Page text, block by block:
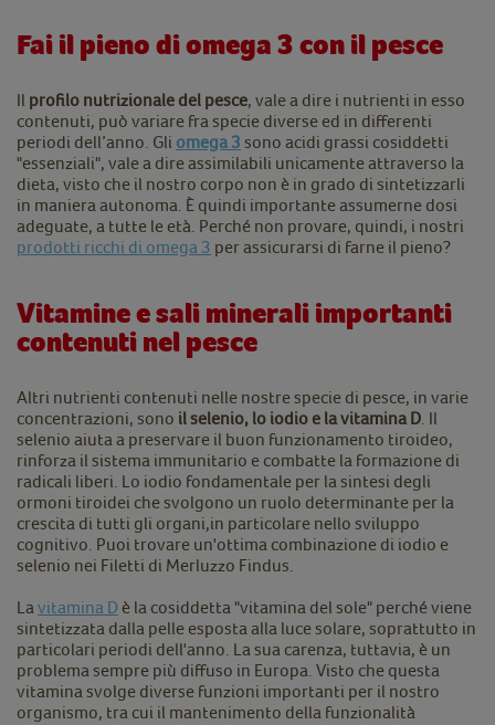
Fai il pieno di omega 3 con il pesce
Il profilo nutrizionale del pesce, vale a dire i nutrienti in esso
contenuti, può variare fra specie diverse ed in differenti
periodi dell’anno. Gli omega 3 sono acidi grassi cosiddetti
"essenziali", vale a dire assimilabili unicamente attraverso la
dieta, visto che il nostro corpo non è in grado di sintetizzarli
in maniera autonoma. È quindi importante assumerne dosi
adeguate, a tutte le età. Perché non provare, quindi, i nostri
prodotti ricchi di omega 3 per assicurarsi di farne il pieno?
Vitamine e sali minerali importanti
contenuti nel pesce
Altri nutrienti contenuti nelle nostre specie di pesce, in varie
concentrazioni, sono il selenio, lo iodio e la vitamina D . Il
selenio aiuta a preservare il buon funzionamento tiroideo,
rinforza il sistema immunitario e combatte la formazione di
radicali liberi. Lo iodio fondamentale per la sintesi degli
ormoni tiroidei che svolgono un ruolo determinante per la
crescita di tutti gli organi,in particolare nello sviluppo
cognitivo. Puoi trovare un'ottima combinazione di iodio e
selenio nei Filetti di Merluzzo Findus.
La vitamina D è la cosiddetta "vitamina del sole" perché viene
sintetizzata dalla pelle esposta alla luce solare, soprattutto in
particolari periodi dell'anno. La sua carenza, tuttavia, è un
problema sempre più diffuso in Europa. Visto che questa
vitamina svolge diverse funzioni importanti per il nostro
organismo, tra cui il mantenimento della funzionalità